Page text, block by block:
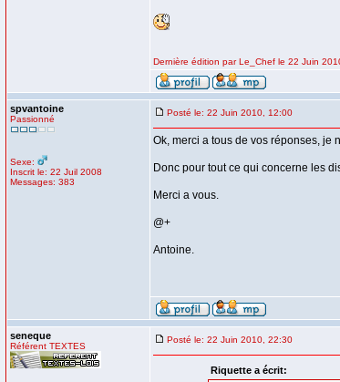
Dernière édition par Le_Chef le 22 Juin
spvantoine
Passionné
Sexe:
Inscrit le: 22 Juil 2008
Messages: 383
Posté le: 22 Juin 2010, 12:00
Ok, merci a tous de vos réponses, je
Donc pour tout ce qui concerne les
Merci a vous.
@+
Antoine.
seneque
Référent TEXTES
Posté le: 22 Juin 2010, 22:30
Riquette a écrit: